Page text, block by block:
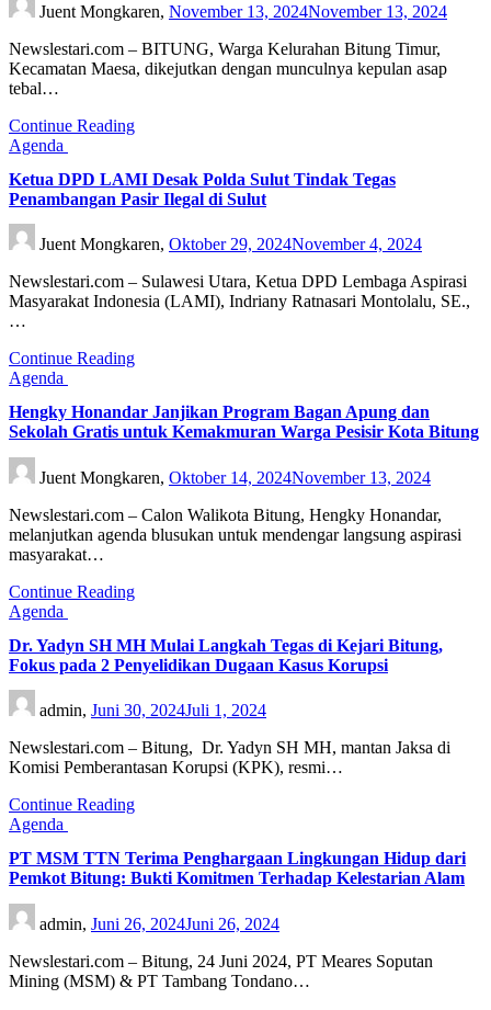
Juent Mongkaren, November 13, 2024November 13, 2024
Newslestari.com – BITUNG, Warga Kelurahan Bitung Timur,
Kecamatan Maesa, dikejutkan dengan munculnya kepulan asap
tebal…
Continue Reading
Agenda
Ketua DPD LAMI Desak Polda Sulut Tindak Tegas
Penambangan Pasir Ilegal di Sulut
Juent Mongkaren, Oktober 29, 2024November 4, 2024
Newslestari.com – Sulawesi Utara, Ketua DPD Lembaga Aspirasi
Masyarakat Indonesia (LAMI), Indriany Ratnasari Montolalu, SE.,
…
Continue Reading
Agenda
Hengky Honandar Janjikan Program Bagan Apung dan
Sekolah Gratis untuk Kemakmuran Warga Pesisir Kota Bitung
Juent Mongkaren, Oktober 14, 2024November 13, 2024
Newslestari.com – Calon Walikota Bitung, Hengky Honandar,
melanjutkan agenda blusukan untuk mendengar langsung aspirasi
masyarakat…
Continue Reading
Agenda
Dr. Yadyn SH MH Mulai Langkah Tegas di Kejari Bitung,
Fokus pada 2 Penyelidikan Dugaan Kasus Korupsi
admin, Juni 30, 2024Juli 1, 2024
Newslestari.com – Bitung, Dr. Yadyn SH MH, mantan Jaksa di
Komisi Pemberantasan Korupsi (KPK), resmi…
Continue Reading
Agenda
PT MSM TTN Terima Penghargaan Lingkungan Hidup dari
Pemkot Bitung: Bukti Komitmen Terhadap Kelestarian Alam
admin, Juni 26, 2024Juni 26, 2024
Newslestari.com – Bitung, 24 Juni 2024, PT Meares Soputan
Mining (MSM) & PT Tambang Tondano…